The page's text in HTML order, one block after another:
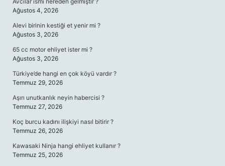
Ağustos 4, 2026
Alevi birinin kestiği et yenir mi ?
Ağustos 3, 2026
65 cc motor ehliyet ister mi ?
Ağustos 3, 2026
Türkiye’de hangi en çok köyü vardır ?
Temmuz 29, 2026
Aşırı unutkanlık neyin habercisi ?
Temmuz 27, 2026
Koç burcu kadını ilişkiyi nasıl bitirir ?
Temmuz 26, 2026
Kawasaki Ninja hangi ehliyet kullanır ?
Temmuz 25, 2026